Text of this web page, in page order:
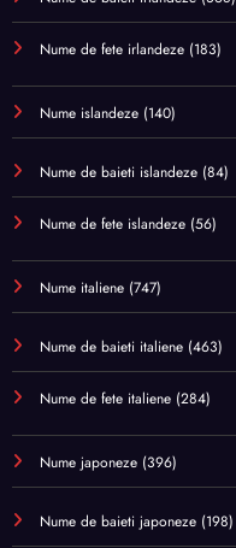
Nume de fete irlandeze (183)
Nume islandeze (140)
Nume de baieti islandeze (84)
Nume de fete islandeze (56)
Nume italiene (747)
Nume de baieti italiene (463)
Nume de fete italiene (284)
Nume japoneze (396)
Nume de baieti japoneze (198)